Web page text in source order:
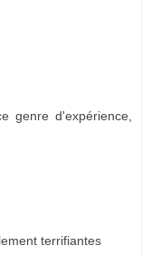
genre d'expérience,
terrifiantes